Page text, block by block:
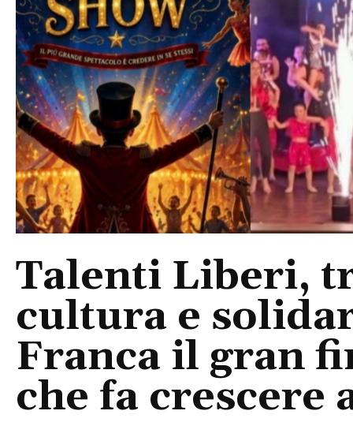
Talenti Liberi,
cultura e
Franca il gran
che fa crescere